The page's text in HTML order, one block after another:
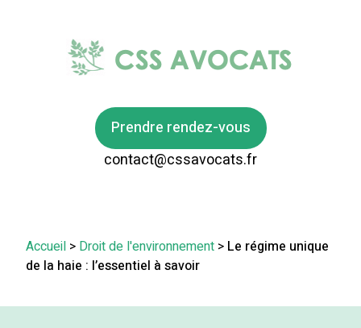
Prendre rendez-vous
contact@cssavocats.fr
Accueil > Droit de l'environnement > Le régime unique
de la haie : l’essentiel à savoir